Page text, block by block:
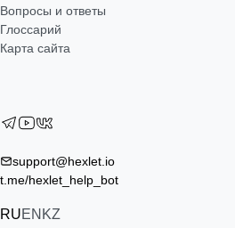
Вопросы и ответы
Глоссарий
Карта сайта
support@hexlet.io
t.me/hexlet_help_bot
RUEN KZ